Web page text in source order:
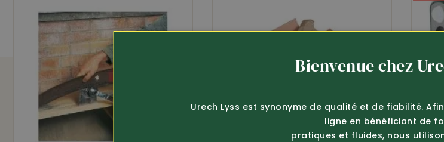
Bienvenue chez
Urech Lyss est synonyme de qualité et de fiabilité.
ligne en bénéficiant de
pratiques et fluides, nous